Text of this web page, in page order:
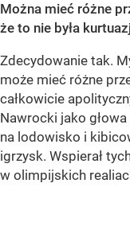
Można mieć różne
że to nie była
Zdecydowanie tak.
może mieć różne
całkowicie
Nawrocki jako
na lodowisko i
igrzysk. Wspierał
w olimpijskich